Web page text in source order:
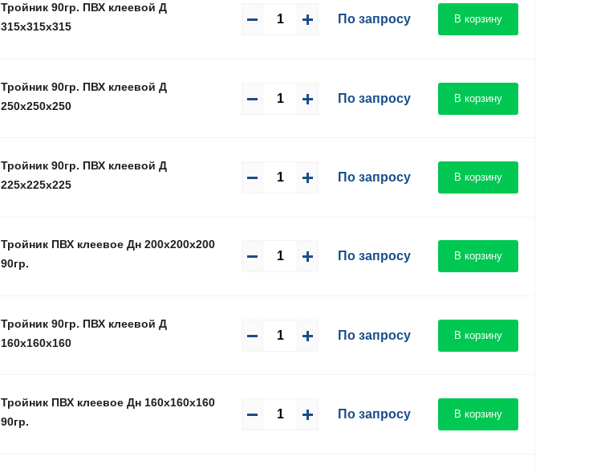
Тройник 90гр. ПВХ клеевой Д
315x315x315
По запросу В корзину
Тройник 90гр. ПВХ клеевой Д
250x250x250
По запросу В корзину
Тройник 90гр. ПВХ клеевой Д
225x225x225
По запросу В корзину
Тройник ПВХ клеевое Дн 200x200x200
90гр.
По запросу В корзину
Тройник 90гр. ПВХ клеевой Д
160x160x160
По запросу В корзину
Тройник ПВХ клеевое Дн 160x160x160
90гр.
По запросу В корзину